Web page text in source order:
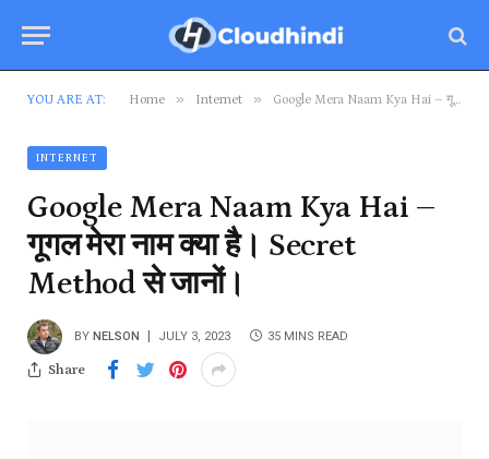
YOU ARE AT: Home » Internet » Google Mera Naam Kya Hai – गूगल मेरा नाम क्या है। Secret Method से जानों।
INTERNET
Google Mera Naam Kya Hai –
गूगल मेरा नाम क्या है। Secret
Method से जानों।
BY NELSON JULY 3, 2023 35 MINS READ
Share